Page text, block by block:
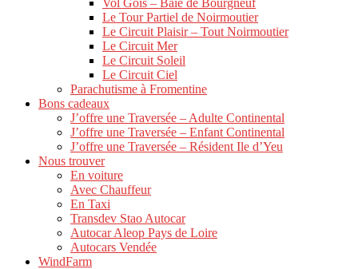
Vol Gois – Baie de Bourgneuf
Le Tour Partiel de Noirmoutier
Le Circuit Plaisir – Tout Noirmoutier
Le Circuit Mer
Le Circuit Soleil
Le Circuit Ciel
Parachutisme à Fromentine
Bons cadeaux
J’offre une Traversée – Adulte Continental
J’offre une Traversée – Enfant Continental
J’offre une Traversée – Résident Ile d’Yeu
Nous trouver
En voiture
Avec Chauffeur
En Taxi
Transdev Stao Autocar
Autocar Aleop Pays de Loire
Autocars Vendée
WindFarm